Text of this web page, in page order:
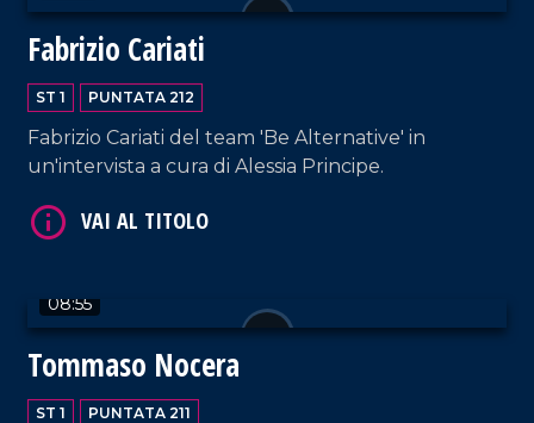
Fabrizio Cariati
ST 1 PUNTATA 212
Fabrizio Cariati del team 'Be Alternative' in
un'intervista a cura di Alessia Principe.
08:55
Tommaso Nocera
ST 1 PUNTATA 211
VAI AL TITOLO
VAI AL TITOLO